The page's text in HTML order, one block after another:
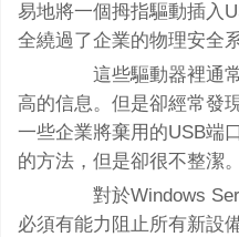
易地將一個拇指驅動插入
全繞過了企業的物理安全系
這些驅動器裡通常
高的信息。但是卻經常發
一些企業將棄用的USB端
的方法，但是卻很不整潔。
對於Windows
必須有能力阻止所有新設